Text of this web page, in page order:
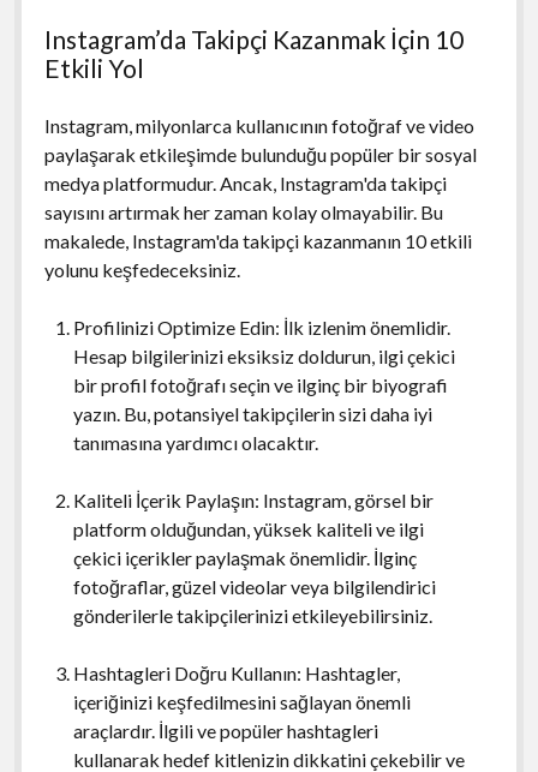
Instagram’da Takipçi Kazanmak İçin 10
Etkili Yol
Instagram, milyonlarca kullanıcının fotoğraf ve video
paylaşarak etkileşimde bulunduğu popüler bir sosyal
medya platformudur. Ancak, Instagram'da takipçi
sayısını artırmak her zaman kolay olmayabilir. Bu
makalede, Instagram'da takipçi kazanmanın 10 etkili
yolunu keşfedeceksiniz.
Profilinizi Optimize Edin: İlk izlenim önemlidir.
Hesap bilgilerinizi eksiksiz doldurun, ilgi çekici
bir profil fotoğrafı seçin ve ilginç bir biyografi
yazın. Bu, potansiyel takipçilerin sizi daha iyi
tanımasına yardımcı olacaktır.
Kaliteli İçerik Paylaşın: Instagram, görsel bir
platform olduğundan, yüksek kaliteli ve ilgi
çekici içerikler paylaşmak önemlidir. İlginç
fotoğraflar, güzel videolar veya bilgilendirici
gönderilerle takipçilerinizi etkileyebilirsiniz.
Hashtagleri Doğru Kullanın: Hashtagler,
içeriğinizi keşfedilmesini sağlayan önemli
araçlardır. İlgili ve popüler hashtagleri
kullanarak hedef kitlenizin dikkatini çekebilir ve